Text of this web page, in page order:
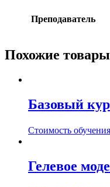
Преподаватель
Похожие товары
Базовый
Стоимость обучения
Гелевое